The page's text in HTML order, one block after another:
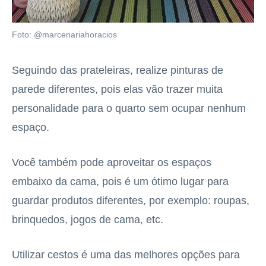
Foto: @marcenariahoracios
Seguindo das prateleiras, realize pinturas de
parede diferentes, pois elas vão trazer muita
personalidade para o quarto sem ocupar nenhum
espaço.
Você também pode aproveitar os espaços
embaixo da cama, pois é um ótimo lugar para
guardar produtos diferentes, por exemplo: roupas,
brinquedos, jogos de cama, etc.
Utilizar cestos é uma das melhores opções para